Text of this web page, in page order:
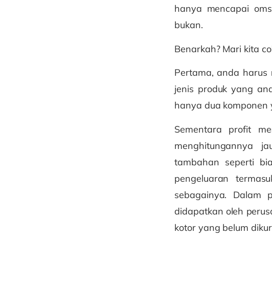
hanya mencapai
bukan.
Benarkah? Mari kita
Pertama, anda harus
jenis produk yang
hanya dua
Sementara profit
menghitungannya
tambahan seperti
pengeluaran
sebagainya. Dalam
didapatkan oleh
kotor yang belum